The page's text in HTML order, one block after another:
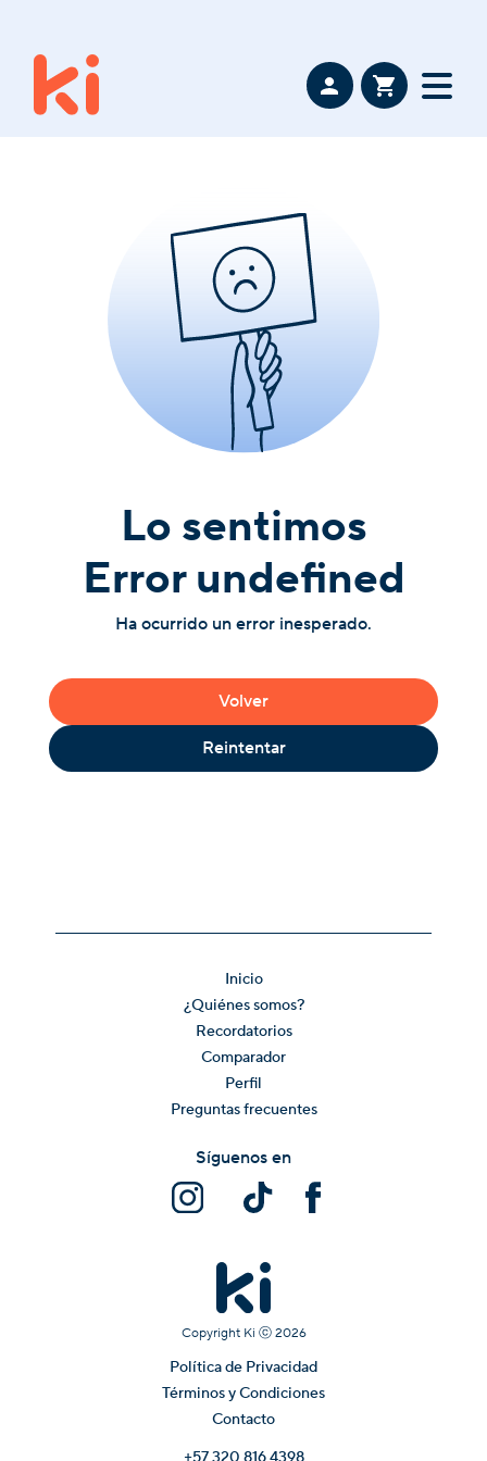
Lo sentimos
Error undefined
Ha ocurrido un error inesperado.
Volver
Reintentar
Inicio
¿Quiénes somos?
Recordatorios
Comparador
Perfil
Preguntas frecuentes
Copyright Ki ⓒ 2026
Política de Privacidad
Términos y Condiciones
Contacto
Síguenos en